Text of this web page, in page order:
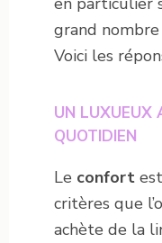
grand
Voici les
UN LUXUEUX
QUOTIDIEN
Le confort
critères que
achète de la